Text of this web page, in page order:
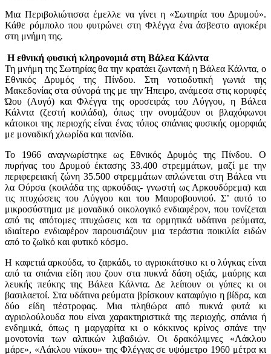
Μια Περιβολιώτισσα έμελλε να γίνει η «Σωτηρία του Δρυμού».
Κάθε ρόμπολο που φυτρώνει στη Φλέγγα ένα άσβεστο αγιοκέρι
στη μνήμη της.
Η εθνική φυσική κληρονομιά στη Βάλεα Κάλντα
Τη μνήμη της Σωτηρίας θα την κρατάει ζωντανή η Βάλεα Κάλντα, ο
Εθνικός Δρυμός της Πίνδου. Στη νοτιοδυτική γωνιά της
Μακεδονίας στα σύνορά της με την Ήπειρο, ανάμεσα στις κορυφές
Ώου (Αυγό) και Φλέγγα της οροσειράς του Λύγγου, η Βάλεα
Κάλντα (ζεστή κοιλάδα), όπως την ονομάζουν οι βλαχόφωνοι
κάτοικοι της περιοχής είναι ένας τόπος σπάνιας φυσικής ομορφιάς
με μοναδική χλωρίδα και πανίδα.
Το 1966 αναγνωρίστηκε ως Εθνικός Δρυμός της Πίνδου. Ο
πυρήνας του Δρυμού έκτασης 33.400 στρεμμάτων, μαζί με την
περιφερειακή ζώνη 35.500 στρεμμάτων απλώνεται στη Βάλεα ντι
λα Ούρσα (κοιλάδα της αρκούδας- γνωστή ως Αρκουδόρεμα) και
τις πτυχώσεις του Λύγγου και του Μαυροβουνιού. Σ’ αυτό το
μικροσύστημα με μοναδικό οικολογικό ενδιαφέρον, που τονίζεται
από τις απότομες πτυχώσεις και τα ορμητικά υδάτινα ρεύματα,
ιδιαίτερο ενδιαφέρον παρουσιάζουν μια τεράστια ποικιλία ειδών
από το ζωϊκό και φυτικό κόσμο.
Η καφετιά αρκούδα, το ζαρκάδι, το αγριοκάτσικο κι ο λύγκας είναι
από τα σπάνια είδη που ζουν στα πυκνά δάση οξιάς, μαύρης και
λευκής πεύκης της Βάλεα Κάλντα. Δε λείπουν οι γύπες κι οι
βασιλαετοί. Στα υδάτινα ρεύματα βρίσκουν καταφύγιο η βίδρα, και
δύο είδη πέστροφας. Μια πληθώρα από πυκνά φυτά κι
αγριολούλουδα που είναι χαρακτηριστικά της περιοχής, σπάνια ή
ενδημικά, όπως η μαργαρίτα κι ο κόκκινος κρίνος σπάνε την
μονοτονία των αλπικών λιβαδιών. Οι δρακόλιμνες «Λάκλου
μάρε», «Λάκλου νιίκου» της Φλέγγας σε υψόμετρο 1960 μέτρα κι